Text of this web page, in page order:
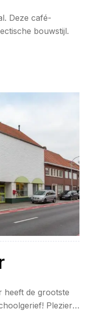
Deze café-
bouwstijl.
heeft de grootste
Plezier